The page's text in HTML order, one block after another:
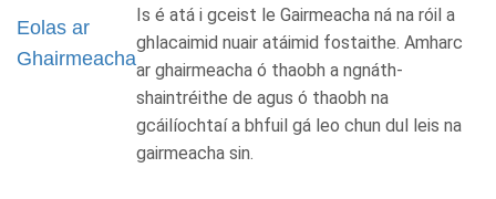
Eolas ar
Ghairmeacha
Is é atá i gceist le Gairmeacha ná na róil a
ghlacaimid nuair atáimid fostaithe. Amharc
ar ghairmeacha ó thaobh a ngnáth-
shaintréithe de agus ó thaobh na
gcáilíochtaí a bhfuil gá leo chun dul leis na
gairmeacha sin.